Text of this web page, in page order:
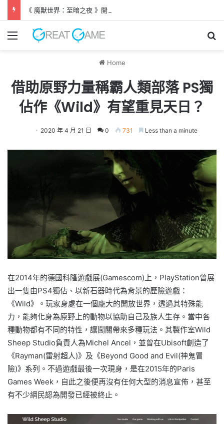
Menu
Home
借助原野力量稱霸人類部落 PS獨
佔作《Wild》有望重見天日？
2020 年 4 月 21 日 0 731 Less than a minute
在2014年的德國科隆遊戲展(Gamescom)上，PlayStation曾展
出一隻由PS4獨佔、以新石器時代為背景的歷險遊戲：
《Wild》。玩家身處在一個龐大的開放世界，透過其特殊能
力，能夠化身為原野上的動物以協助自己及族人生存。當中各
種動物都有不同的特性，讓闖關帶來多種玩法。其製作室Wild
Sheep Studio負責人為Michel Ancel，並曾在Ubisoft創造了
《Rayman(雷射超人)》及《Beyond Good and Evil(神鬼冒
險)》系列。不過遊戲最後一次現身，是在2015年的Paris
Games Week，自此之後便再沒有任何大型的消息宣佈，甚至
有不少網民認為開發已經被終止。